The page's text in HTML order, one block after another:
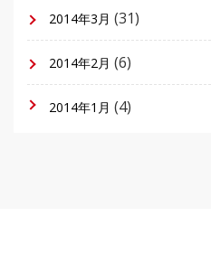
2014年3月 (31)
2014年2月 (6)
2014年1月 (4)